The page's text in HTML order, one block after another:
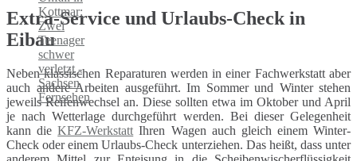
Extra-Service und Urlaubs-Check in
Eibau
Neben klassischen Reparaturen werden in einer Fachwerkstatt aber
auch andere Arbeiten ausgeführt. Im Sommer und Winter stehen
jeweils Reifenwechsel an. Diese sollten etwa im Oktober und April
je nach Wetterlage durchgeführt werden. Bei dieser Gelegenheit
kann dieKFZ-Werkstatt Ihren Wagen auch gleich einem Winter-
Check oder einem Urlaubs-Check unterziehen. Das heißt, dass unter